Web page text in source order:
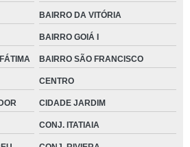
BAIRRO DA VITÓRIA
BAIRRO GOIÁ I
BAIRRO SÃO FRANCISCO
CENTRO
CIDADE JARDIM
CONJ. ITATIAIA